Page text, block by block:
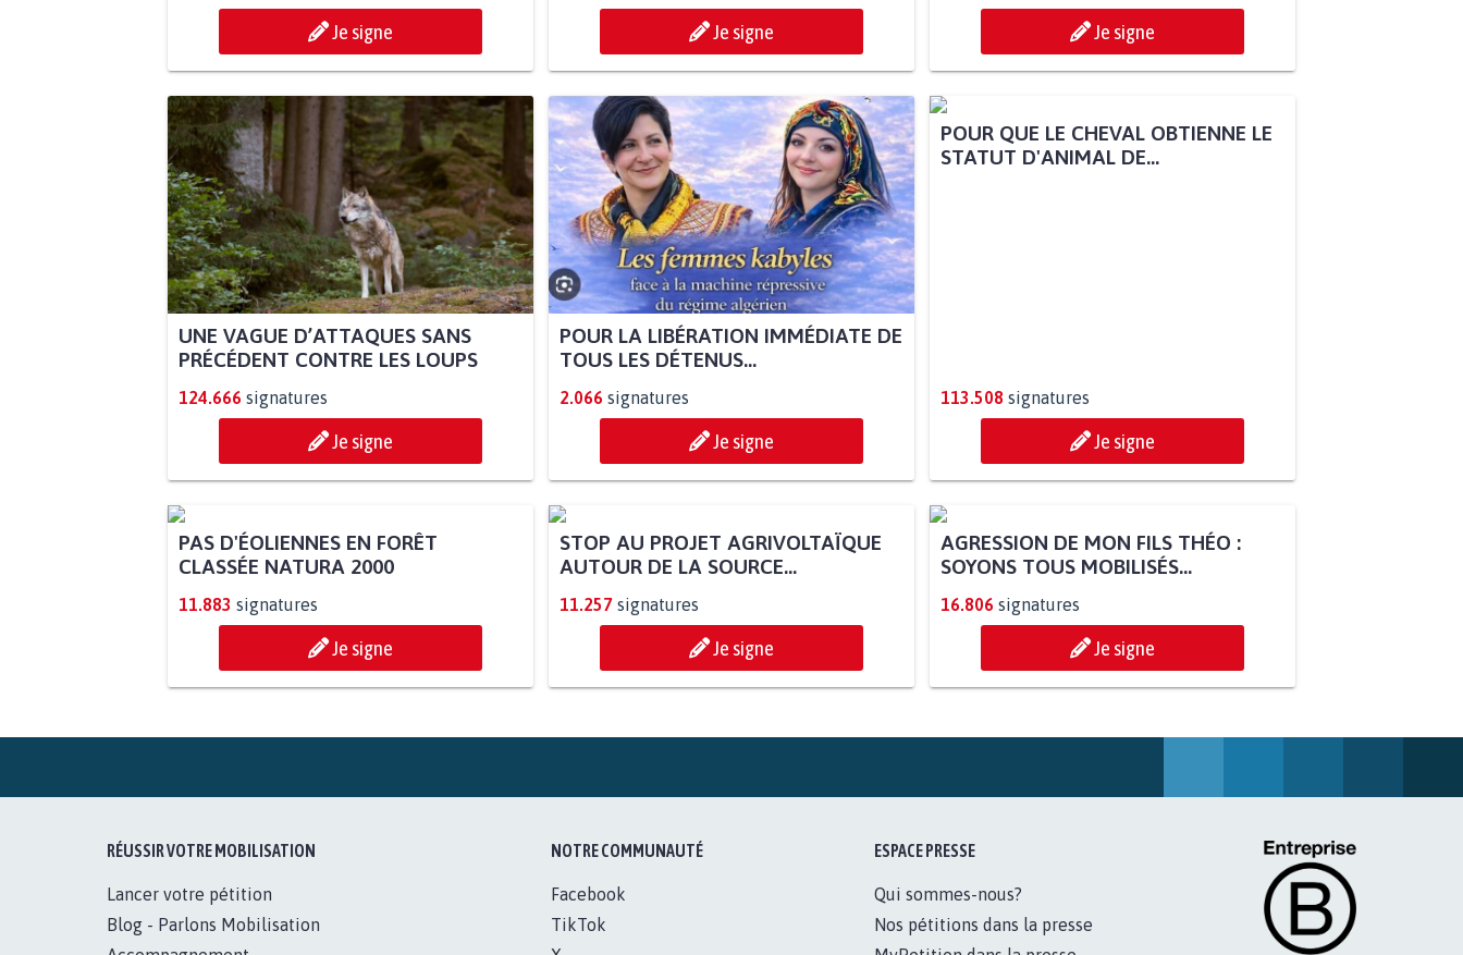
Je signe Je signe Je signe
UNE VAGUE D’ATTAQUES SANS
PRÉCÉDENT CONTRE LES LOUPS
124.666 signatures
Je signe
POUR LA LIBÉRATION IMMÉDIATE DE
TOUS LES DÉTENUS...
2.066 signatures
Je signe
113.508 signatures
Je signe
PAS D'ÉOLIENNES EN FORÊT
STOP AU PROJET AGRIVOLTAÏQUE
AGRESSION DE MON FILS THÉO :
SOYONS TOUS MOBILISÉS...